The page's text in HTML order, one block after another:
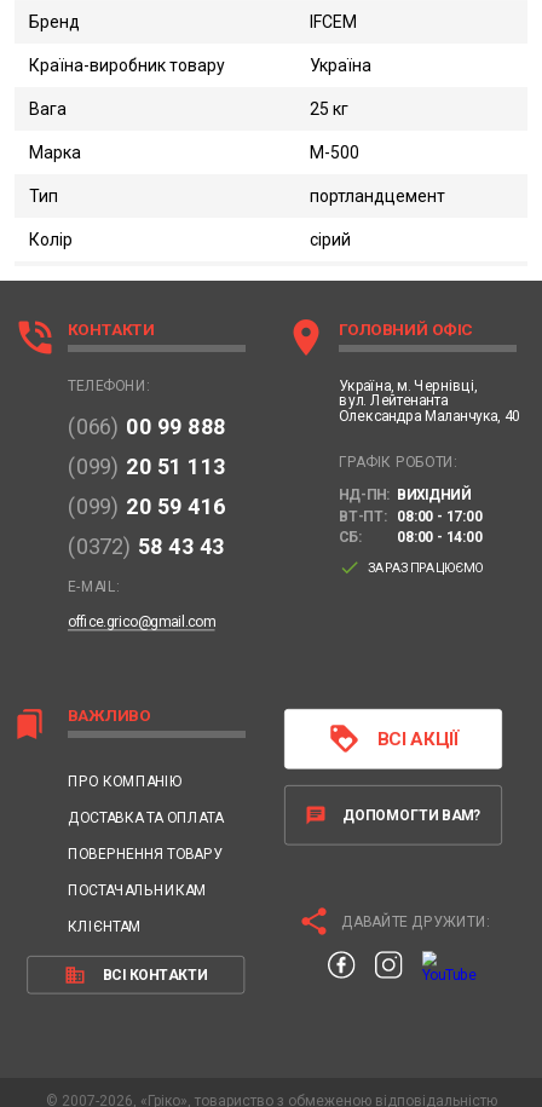
Бренд IFCEM
Країна-виробник товару Україна
Вага 25 кг
Марка М-500
Тип портландцемент
Колір сірий
bookmarks ВАЖЛИВО
ПРО КОМПАНІЮ
ДОСТАВКА ТА ОПЛАТА
ПОВЕРНЕННЯ ТОВАРУ
ПОСТАЧАЛЬНИКАМ
КЛІЄНТАМ
business ВСІ КОНТАКТИ
phone_in_talk КОНТАКТИ
ТЕЛЕФОНИ:
(066) 00 99 888
(099) 20 51 113
(099) 20 59 416
(0372) 58 43 43
E-MAIL:
office.grico@gmail.com
location_on ГОЛОВНИЙ ОФІС
Україна, м. Чернівці,
вул. Лейтенанта
Олександра Маланчука, 40
ГРАФІК РОБОТИ:
НД-ПН: ВИХІДНИЙ
ВТ-ПТ:
08:00 - 17:00
СБ:
08:00 - 14:00
done ЗАРАЗ ПРАЦЮЄМО
loyalty ВСІ АКЦІЇ
chat ДОПОМОГТИ ВАМ?
share ДАВАЙТЕ ДРУЖИТИ:
© 2007-2026, «Гріко», товариство з обмеженою відповідальністю